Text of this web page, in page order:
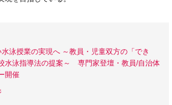
泳授業の実現へ ～教員・児童双方の「でき
水泳指導法の提案～ 専門家登壇・教員/自治体
開催